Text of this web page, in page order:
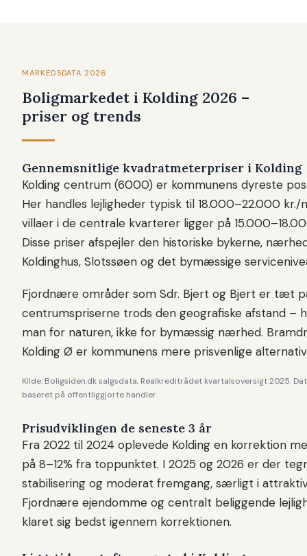
MARKEDSDATA 2026
Boligmarkedet i Kolding 2026 –
priser og trends
Gennemsnitlige kvadratmeterpriser i Kolding
Kolding centrum (6000) er kommunens dyreste
Her handles lejligheder typisk til 18.000–22.000 kr./
villaer i de centrale kvarterer ligger på
Disse priser afspejler den historiske bykerne,
Koldinghus, Slotssøen og det bymæssige
Fjordnære områder som Sdr. Bjert og Bjert er tæt
centrumspriserne trods den geografiske afstand –
man for naturen, ikke for bymæssig nærhed.
Kolding Ø er kommunens mere prisvenlige
Kilde: Boligsiden.dk salgsdata, Realkreditrådet kvartalsoversigt 2025.
baseret på offentliggjorte handler.
Prisudviklingen de seneste 3 år
Fra 2022 til 2024 oplevede Kolding en korrektion
på 8–12% fra toppunktet. I 2025 og 2026 er der
stabilisering og moderat fremgang, særligt i
Fjordnære ejendomme og centralt beliggende
klaret sig bedst igennem korrektionen.